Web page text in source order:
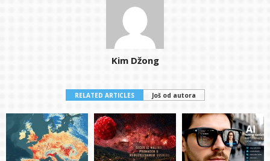
Kim Džong
RELATED ARTICLES Još od autora